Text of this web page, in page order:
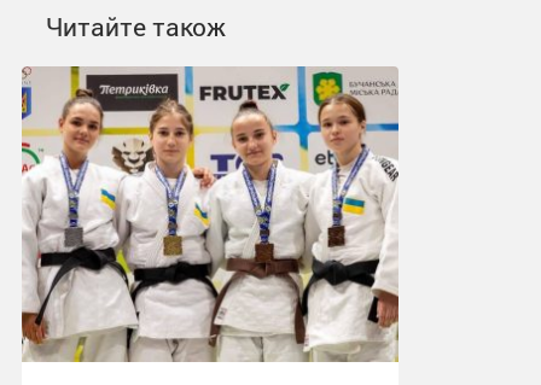
Читайте також